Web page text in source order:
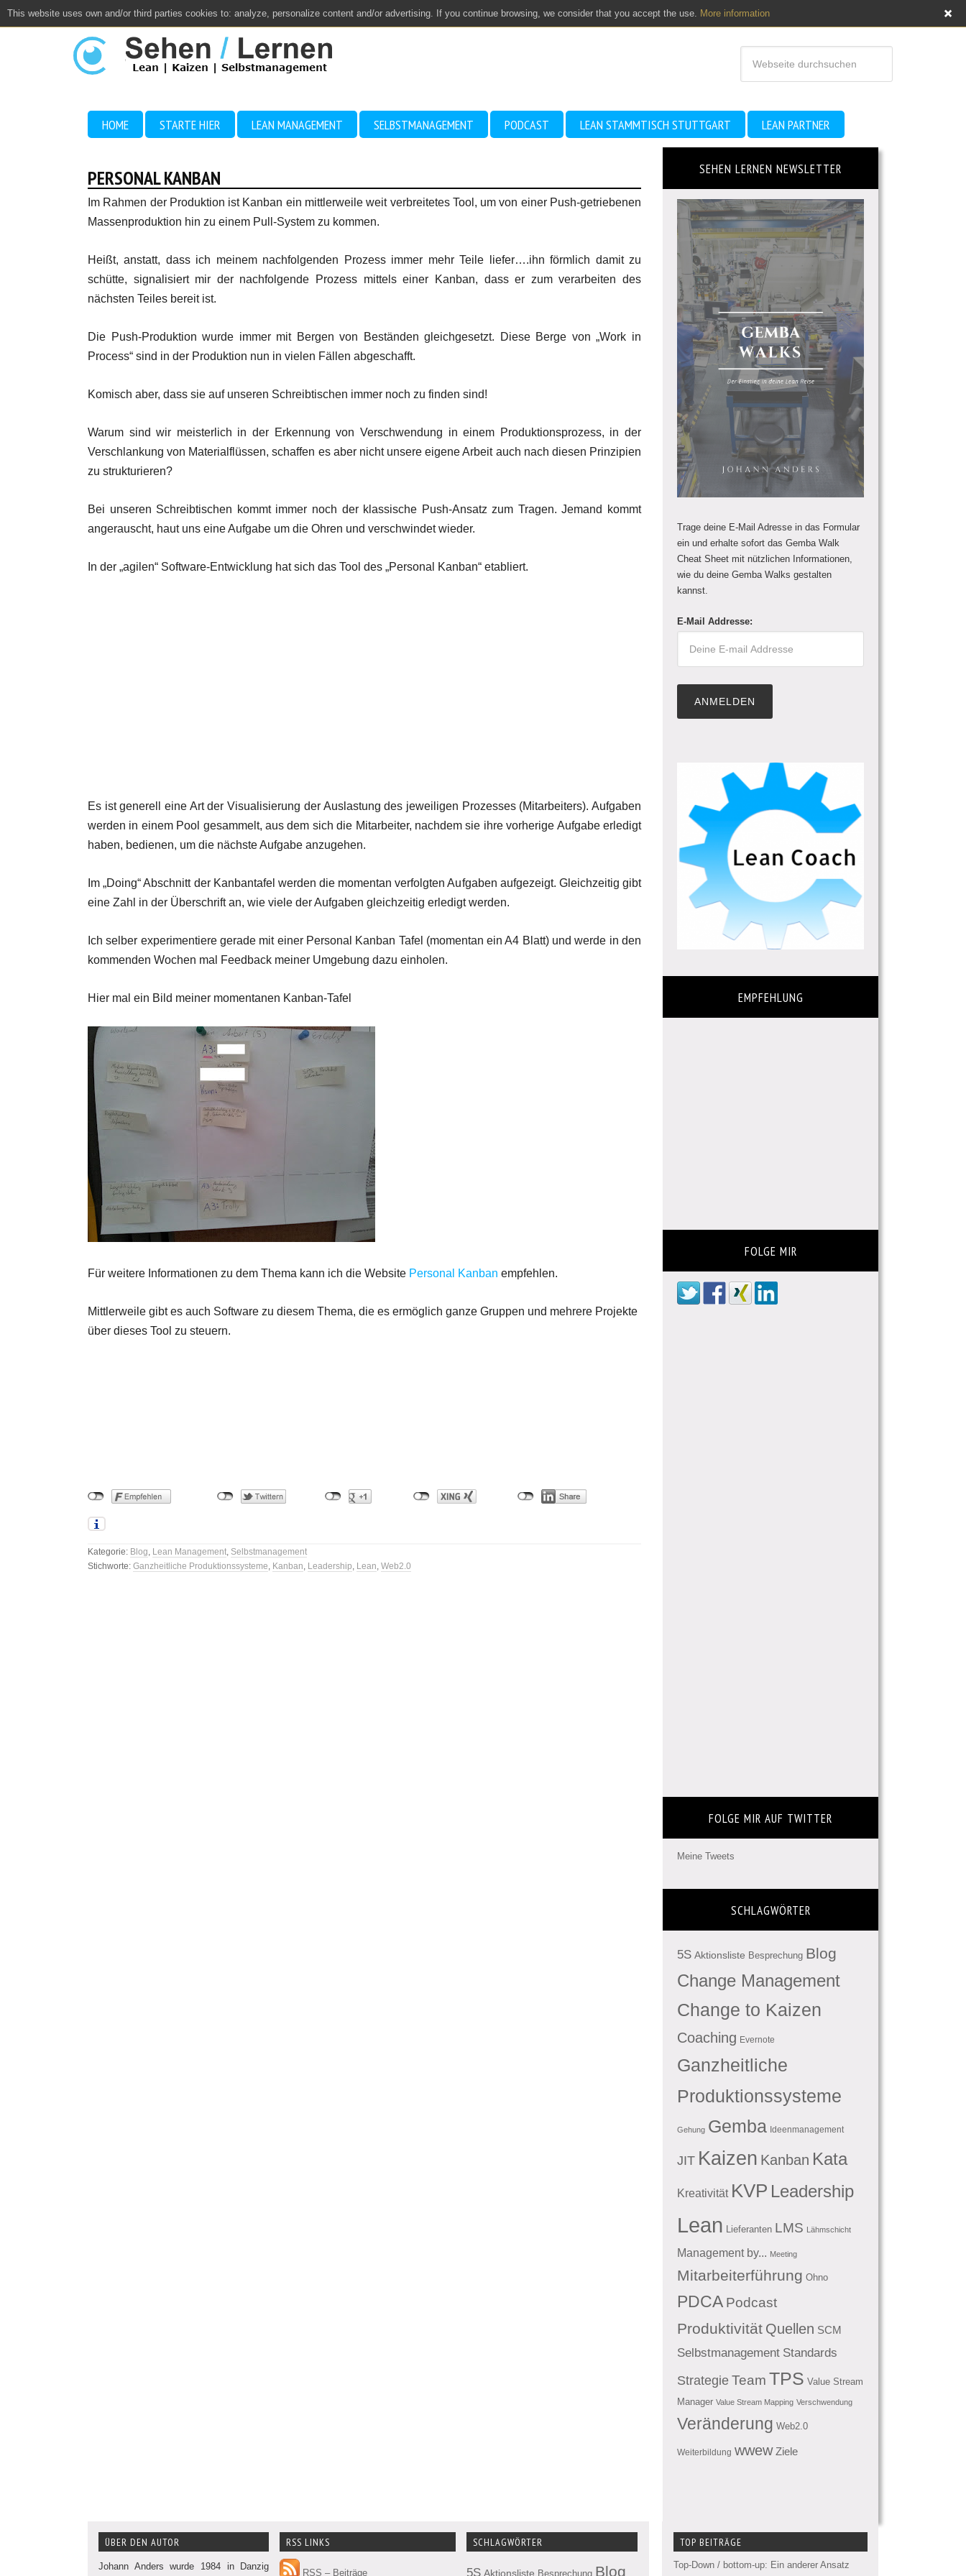
This website uses own and/or third parties cookies to: analyze, personalize content and/or advertising. If you continue browsing, we consider that you accept the use. More information
Close
HOME STARTE HIER LEAN MANAGEMENT SELBSTMANAGEMENT PODCAST LEAN STAMMTISCH STUTTGART LEAN PARTNER
PERSONAL KANBAN
Im Rahmen der Produktion ist Kanban ein mittlerweile weit verbreitetes Tool, um von einer Push-getriebenen
Massenproduktion hin zu einem Pull-System zu kommen.
Heißt, anstatt, dass ich meinem nachfolgenden Prozess immer mehr Teile liefer….ihn förmlich damit zu
schütte, signalisiert mir der nachfolgende Prozess mittels einer Kanban, dass er zum verarbeiten des
nächsten Teiles bereit ist.
Die Push-Produktion wurde immer mit Bergen von Beständen gleichgesetzt. Diese Berge von „Work in
Process“ sind in der Produktion nun in vielen Fällen abgeschafft.
Komisch aber, dass sie auf unseren Schreibtischen immer noch zu finden sind!
Warum sind wir meisterlich in der Erkennung von Verschwendung in einem Produktionsprozess, in der
Verschlankung von Materialflüssen, schaffen es aber nicht unsere eigene Arbeit auch nach diesen Prinzipien
zu strukturieren?
Bei unseren Schreibtischen kommt immer noch der klassische Push-Ansatz zum Tragen. Jemand kommt
angerauscht, haut uns eine Aufgabe um die Ohren und verschwindet wieder.
In der „agilen“ Software-Entwicklung hat sich das Tool des „Personal Kanban“ etabliert.
Es ist generell eine Art der Visualisierung der Auslastung des jeweiligen Prozesses (Mitarbeiters). Aufgaben
werden in einem Pool gesammelt, aus dem sich die Mitarbeiter, nachdem sie ihre vorherige Aufgabe erledigt
haben, bedienen, um die nächste Aufgabe anzugehen.
Im „Doing“ Abschnitt der Kanbantafel werden die momentan verfolgten Aufgaben aufgezeigt. Gleichzeitig gibt
eine Zahl in der Überschrift an, wie viele der Aufgaben gleichzeitig erledigt werden.
Ich selber experimentiere gerade mit einer Personal Kanban Tafel (momentan ein A4 Blatt) und werde in den
kommenden Wochen mal Feedback meiner Umgebung dazu einholen.
Hier mal ein Bild meiner momentanen Kanban-Tafel
Für weitere Informationen zu dem Thema kann ich die Website Personal Kanban empfehlen.
Mittlerweile gibt es auch Software zu diesem Thema, die es ermöglich ganze Gruppen und mehrere Projekte
über dieses Tool zu steuern.
Kategorie: Blog, Lean Management, Selbstmanagement
Stichworte: Ganzheitliche Produktionssysteme, Kanban, Leadership, Lean, Web2.0
SEHEN LERNEN NEWSLETTER
Trage deine E-Mail Adresse in das Formular
ein und erhalte sofort das Gemba Walk
Cheat Sheet mit nützlichen Informationen,
wie du deine Gemba Walks gestalten
kannst.
E-Mail Addresse:
EMPFEHLUNG
FOLGE MIR
FOLGE MIR AUF TWITTER
Meine Tweets
SCHLAGWÖRTER
5S Aktionsliste Besprechung Blog
Change Management
Change to Kaizen
Coaching Evernote
Ganzheitliche
Produktionssysteme
Gehung Gemba Ideenmanagement
JIT Kaizen Kanban Kata
Kreativität KVP Leadership
Lean Lieferanten LMS Lähmschicht
Management by... Meeting
Mitarbeiterführung Ohno
PDCA Podcast
Produktivität Quellen SCM
Selbstmanagement Standards
Strategie Team TPS Value Stream
Manager Value Stream Mapping Verschwendung
Veränderung Web2.0
Weiterbildung wwew Ziele
ÜBER DEN AUTOR
Johann Anders wurde 1984 in Danzig
RSS LINKS
RSS – Beiträge
SCHLAGWÖRTER
5S Aktionsliste Besprechung Blog
TOP BEITRÄGE
Top-Down / bottom-up: Ein anderer Ansatz